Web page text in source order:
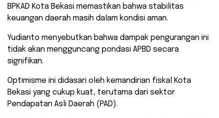
BPKAD Kota Bekasi memastikan bahwa stabilitas
keuangan daerah masih dalam kondisi aman.
Yudianto menyebutkan bahwa dampak pengurangan ini
tidak akan mengguncang pondasi APBD secara
signifikan.
​Optimisme ini didasari oleh kemandirian fiskal Kota
Bekasi yang cukup kuat, terutama dari sektor
Pendapatan Asli Daerah (PAD).